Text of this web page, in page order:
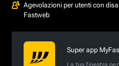
Agevolazioni per utenti con
Fastweb
Super app